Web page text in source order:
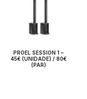
PROEL SESSION 1 –
45€ (UNIDADE) / 80€
(PAR)